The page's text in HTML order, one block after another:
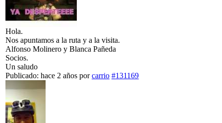
Hola.
Nos apuntamos a la ruta y a la visita.
Alfonso Molinero y Blanca Pañeda
Socios.
Un saludo
Publicado: hace 2 años porcarrio #131169